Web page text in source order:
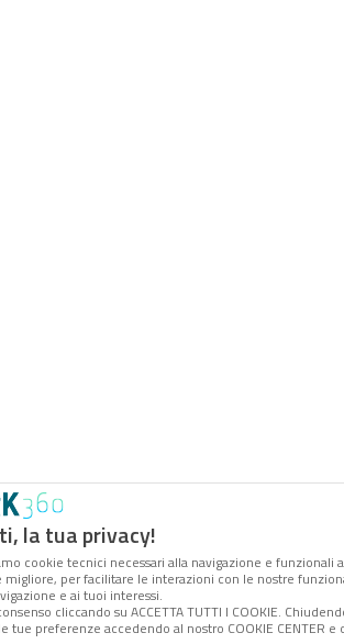
la tua privacy!
cookie tecnici necessari alla navigazione e
migliore, per facilitare le interazioni con le nostre
e ai tuoi interessi.
cliccando su ACCETTA TUTTI I COOKIE.
tue preferenze accedendo al nostro COOKIE